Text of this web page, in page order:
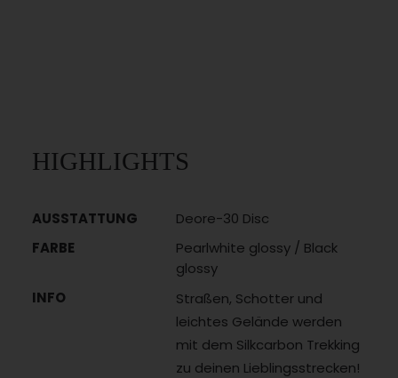
HIGHLIGHTS
AUSSTATTUNG
Deore-30 Disc
FARBE
Pearlwhite glossy / Black
glossy
INFO
Straßen, Schotter und
leichtes Gelände werden
mit dem Silkcarbon Trekking
zu deinen Lieblingsstrecken!